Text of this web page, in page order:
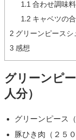
1.1 合わせ調味料
1.2キャベツの
2グリーンピースシ
3感想
グリーンピ
人分）
グリーンピース（
豚ひき肉（２５０